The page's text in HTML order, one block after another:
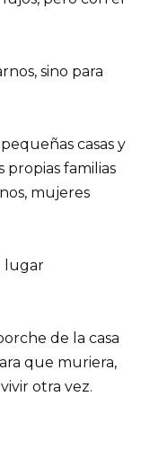
sino para
casas y
propias familias
mujeres
lugar
de la casa
que muriera,
otra vez.